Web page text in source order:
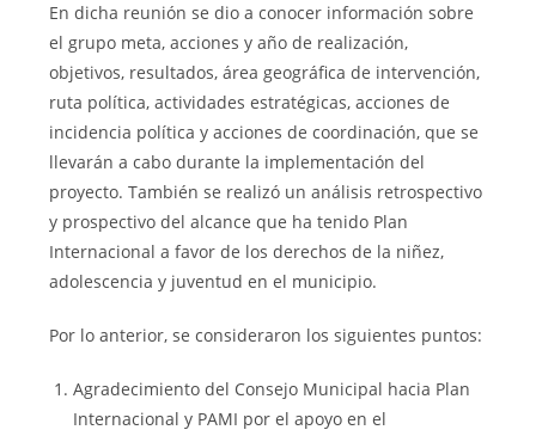
En dicha reunión se dio a conocer información sobre
el grupo meta, acciones y año de realización,
objetivos, resultados, área geográfica de intervención,
ruta política, actividades estratégicas, acciones de
incidencia política y acciones de coordinación, que se
llevarán a cabo durante la implementación del
proyecto. También se realizó un análisis retrospectivo
y prospectivo del alcance que ha tenido Plan
Internacional a favor de los derechos de la niñez,
adolescencia y juventud en el municipio.
Por lo anterior, se consideraron los siguientes puntos:
Agradecimiento del Consejo Municipal hacia Plan
Internacional y PAMI por el apoyo en el